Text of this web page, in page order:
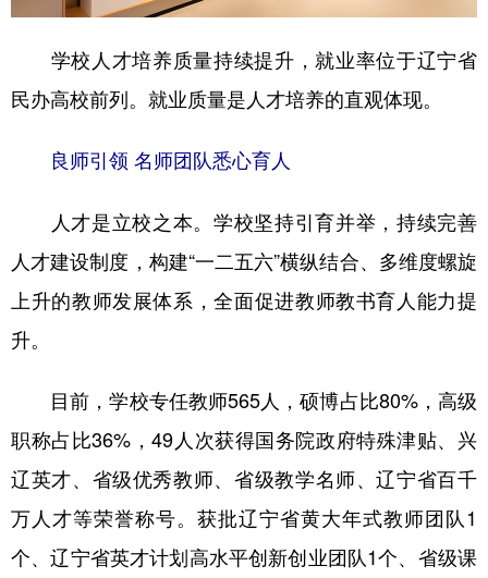
学校人才培养质量持续提升，就业率位于辽宁省
民办高校前列。就业质量是人才培养的直观体现。
良师引领 名师团队悉心育人
人才是立校之本。学校坚持引育并举，持续完善
人才建设制度，构建“一二五六”横纵结合、多维度螺旋
上升的教师发展体系，全面促进教师教书育人能力提
升。
目前，学校专任教师565人，硕博占比80%，高级
职称占比36%，49人次获得国务院政府特殊津贴、兴
辽英才、省级优秀教师、省级教学名师、辽宁省百千
万人才等荣誉称号。获批辽宁省黄大年式教师团队1
个、辽宁省英才计划高水平创新创业团队1个、省级课